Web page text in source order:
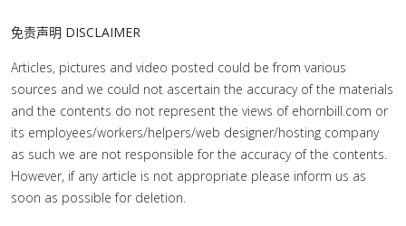
免责声明 DISCLAIMER
Articles, pictures and video posted could be from various
sources and we could not ascertain the accuracy of the materials
and the contents do not represent the views of ehornbill.com or
its employees/workers/helpers/web designer/hosting company
as such we are not responsible for the accuracy of the contents.
However, if any article is not appropriate please inform us as
soon as possible for deletion.